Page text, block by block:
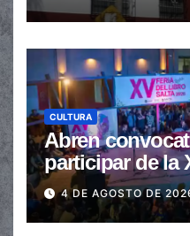
CULTURA
Abren
participar de la
de Salta
4 DE AGOSTO DE